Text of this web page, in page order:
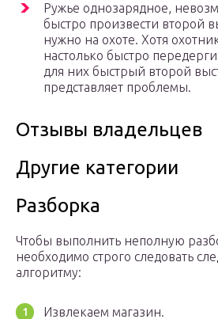
Ружье однозарядное,
быстро произвести второй
нужно на охоте. Хотя
настолько быстро
для них быстрый второй
представляет проблемы.
Отзывы владельцев
Другие категории
Разборка
Чтобы выполнить неполную
необходимо строго следовать
алгоритму:
Извлекаем магазин.